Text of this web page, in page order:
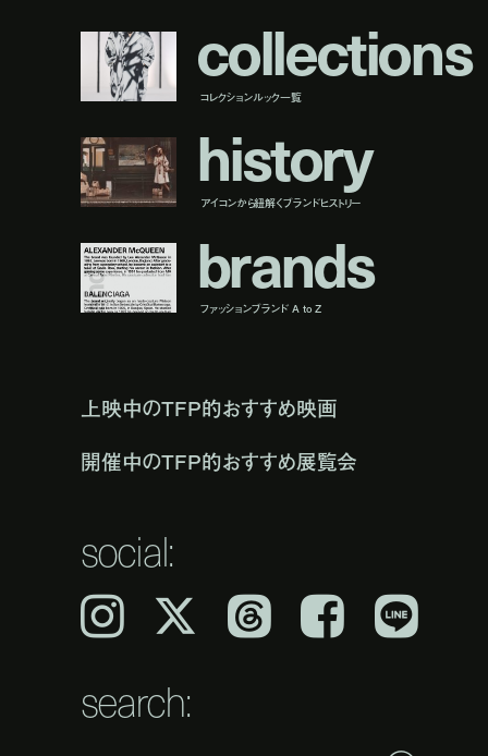
collections
コレクションルック一覧
history
アイコンから紐解くブランドヒストリー
brands
ファッションブランド A to Z
上映中のTFP的おすすめ映画
開催中のTFP的おすすめ展覧会
social:
Instagram 𝕏 Threads Facebook LINE
search: